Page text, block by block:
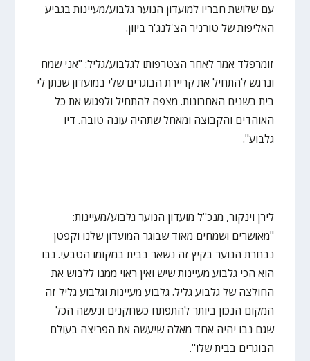
עם שלושת חבריו למועדון הנוער גלבוע/מעיינות בגביע
האליפות של טורניר הצ'לנג'ר ביוון.
זומרפלד אמר לאחר הצטרפותו לגלבוע/גליל: "אני שמח
ונרגש להתחיל את קריירת הבוגרים שלי במועדון שנתן לי
בית בשנים האחרונות. מצפה להתחיל ולפגוש את כל
האוהדים והקבוצה ומאחל שתהיה עונה טובה. דיו
גלבוע".
לירן וינקור, מנכ"ל מועדון הנוער גלבוע/מעיינות:
"מאושרים ושמחים מאוד שבוגר המועדון שלנו וקפטן
נבחרת הנוער בקיץ זה נשאר בבית במקומו הטבעי. נבו
הוא הכי גלבוע מעיינות שיש ואין ראוי ממנו ללבוש את
החולצה של גלבוע גליל. גלבוע מעיינות וגלבוע גליל זה
המקום הנכון ביותר להתפתח כשחקנים ונעשה הכל
שגם נבו יהיה אחד מאלה שיעשה את הפריצה בעולם
הבוגרים בבית שלו".